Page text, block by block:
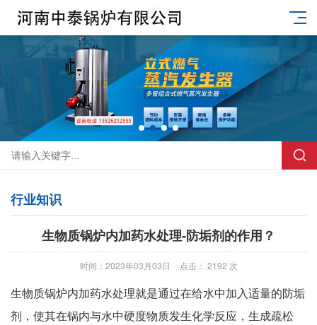
行业知识
生物质锅炉内加药水处理-防垢剂的作用？
时间：2023年03月03日 点击： 2192 次
生物质锅炉内加药水处理就是通过在给水中加入适量的防垢
剂，使其在锅内与水中硬度物质发生化学反应，生成疏松